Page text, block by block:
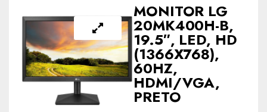
MONITOR LG
20MK400H-B,
19.5″, LED, HD
(1366X768),
60HZ,
HDMI/VGA,
PRETO